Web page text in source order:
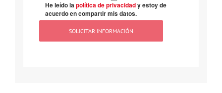
He leído lapolítica de privacidady estoy de
acuerdo en compartir mis datos.